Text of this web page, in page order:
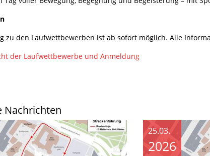
zu den Laufwettbewerben ist ab sofort möglich. Alle
der Laufwettbewerbe und Anmeldung
Nachrichten
25.03.
2026